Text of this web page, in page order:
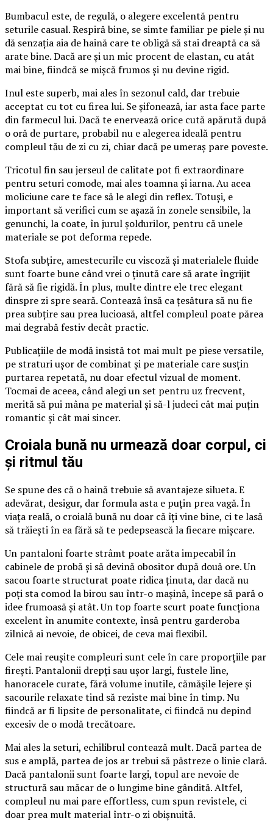
Bumbacul este, de regulă, o alegere excelentă pentru
seturile casual. Respiră bine, se simte familiar pe piele și nu
dă senzația aia de haină care te obligă să stai dreaptă ca să
arate bine. Dacă are și un mic procent de elastan, cu atât
mai bine, fiindcă se mișcă frumos și nu devine rigid.
Inul este superb, mai ales în sezonul cald, dar trebuie
acceptat cu tot cu firea lui. Se șifonează, iar asta face parte
din farmecul lui. Dacă te enervează orice cută apărută după
o oră de purtare, probabil nu e alegerea ideală pentru
compleul tău de zi cu zi, chiar dacă pe umeraș pare poveste.
Tricotul fin sau jerseul de calitate pot fi extraordinare
pentru seturi comode, mai ales toamna și iarna. Au acea
moliciune care te face să le alegi din reflex. Totuși, e
important să verifici cum se așază în zonele sensibile, la
genunchi, la coate, în jurul șoldurilor, pentru că unele
materiale se pot deforma repede.
Stofa subțire, amestecurile cu viscoză și materialele fluide
sunt foarte bune când vrei o ținută care să arate îngrijit
fără să fie rigidă. În plus, multe dintre ele trec elegant
dinspre zi spre seară. Contează însă ca țesătura să nu fie
prea subțire sau prea lucioasă, altfel compleul poate părea
mai degrabă festiv decât practic.
Publicațiile de modă insistă tot mai mult pe piese versatile,
pe straturi ușor de combinat și pe materiale care susțin
purtarea repetată, nu doar efectul vizual de moment.
Tocmai de aceea, când alegi un set pentru uz frecvent,
merită să pui mâna pe material și să-l judeci cât mai puțin
romantic și cât mai sincer.
Croiala bună nu urmează doar corpul, ci
și ritmul tău
Se spune des că o haină trebuie să avantajeze silueta. E
adevărat, desigur, dar formula asta e puțin prea vagă. În
viața reală, o croială bună nu doar că îți vine bine, ci te lasă
să trăiești în ea fără să te pedepsească la fiecare mișcare.
Un pantaloni foarte strâmt poate arăta impecabil în
cabinele de probă și să devină obositor după două ore. Un
sacou foarte structurat poate ridica ținuta, dar dacă nu
poți sta comod la birou sau într-o mașină, începe să pară o
idee frumoasă și atât. Un top foarte scurt poate funcționa
excelent în anumite contexte, însă pentru garderoba
zilnică ai nevoie, de obicei, de ceva mai flexibil.
Cele mai reușite compleuri sunt cele în care proporțiile par
firești. Pantalonii drepți sau ușor largi, fustele line,
hanoracele curate, fără volume inutile, cămășile lejere și
sacourile relaxate tind să reziste mai bine în timp. Nu
fiindcă ar fi lipsite de personalitate, ci fiindcă nu depind
excesiv de o modă trecătoare.
Mai ales la seturi, echilibrul contează mult. Dacă partea de
sus e amplă, partea de jos ar trebui să păstreze o linie clară.
Dacă pantalonii sunt foarte largi, topul are nevoie de
structură sau măcar de o lungime bine gândită. Altfel,
compleul nu mai pare effortless, cum spun revistele, ci
doar prea mult material într-o zi obișnuită.